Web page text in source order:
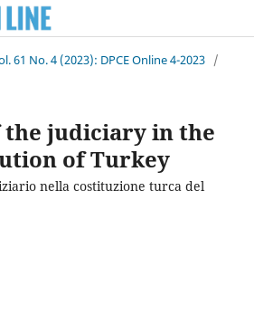
61 No. 4 (2023): DPCE Online 4-2023 /
the judiciary in the
of Turkey
nella costituzione turca del